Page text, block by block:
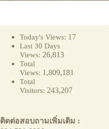
Today's Views: 17
Last 30 Days
Views: 26,813
Total
Views: 1,809,181
Total
Visitors: 243,207
ติดต่อสอบถามเพิ่มเติม :